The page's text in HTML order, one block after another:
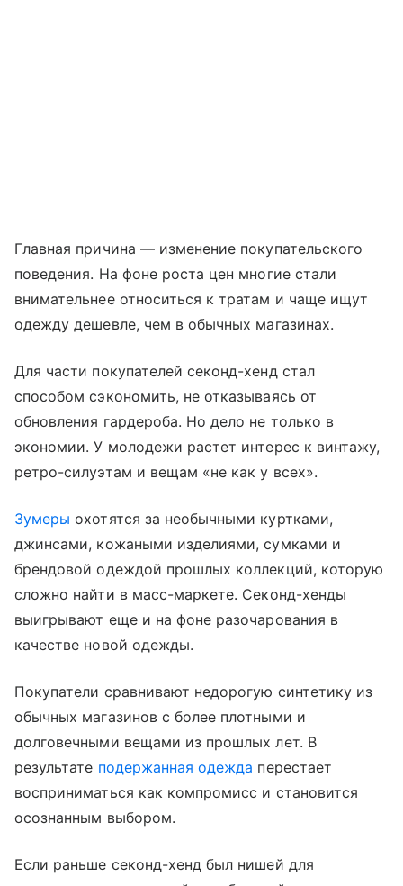
Главная причина — изменение покупательского
поведения. На фоне роста цен многие стали
внимательнее относиться к тратам и чаще ищут
одежду дешевле, чем в обычных магазинах.
Для части покупателей секонд-хенд стал
способом сэкономить, не отказываясь от
обновления гардероба. Но дело не только в
экономии. У молодежи растет интерес к винтажу,
ретро-силуэтам и вещам «не как у всех».
Зумеры охотятся за необычными куртками,
джинсами, кожаными изделиями, сумками и
брендовой одеждой прошлых коллекций, которую
сложно найти в масс-маркете. Секонд-хенды
выигрывают еще и на фоне разочарования в
качестве новой одежды.
Покупатели сравнивают недорогую синтетику из
обычных магазинов с более плотными и
долговечными вещами из прошлых лет. В
результате подержанная одежда перестает
восприниматься как компромисс и становится
осознанным выбором.
Если раньше секонд-хенд был нишей для